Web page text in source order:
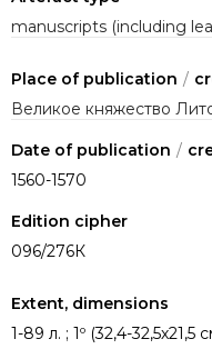
manuscripts (including
Place of publication /
Великое княжество
Date of publication /
1560-1570
Edition cipher
096/276К
Extent, dimensions
1-89 л. ; 1º (32,4-32,5х21,5